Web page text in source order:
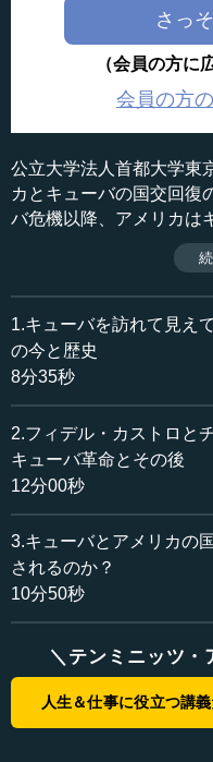
さっ
（会員の方に
会員の方
公立大学法人首都大学東
カとキューバの国交回復
バ危機以降、アメリカは
裁を加えてきた。近年、
マ大統領は2015年、国
プ政権下ではそれが見直
3話）
収録日：2017年4月26日
追加日：2017年6月26日
カテゴリー：
国際
北米・中南米
≪全文≫
●キューバ危機を世界
私が大学2年のときに起
年にキューバへの侵攻に
陸海空の正規軍の大部隊
たのです。
当時、CIA長官のもとに
た。キューバにソ連製の
向けて設置されている、
1.キューバを訪れて見え
の今と歴史
8分35秒
2.フィデル・カストロと
キューバ革命とその後
12分00秒
3.キューバとアメリカの
されるのか？
10分50秒
＼テンミニッツ・
人生＆仕事に役立つ講